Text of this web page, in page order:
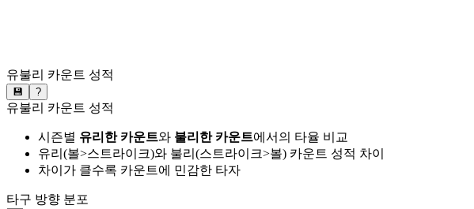
유불리 카운트 성적
💾 ?
유불리 카운트 성적
시즌별 유리한 카운트와 불리한 카운트에서의 타율 비교
유리(볼>스트라이크)와 불리(스트라이크>볼) 카운트 성적 차이
차이가 클수록 카운트에 민감한 타자
타구 방향 분포